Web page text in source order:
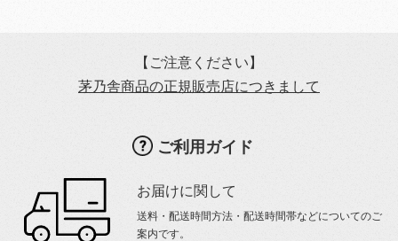
【ご注意ください】
茅乃舎商品の正規販売店につきまして
ご利用ガイド
お届けに関して
送料・配送時間方法・配送時間帯などについてのご
案内です。